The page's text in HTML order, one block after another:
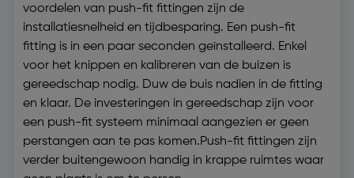
voordelen van push-fit fittingen zijn de
installatiesnelheid en tijdbesparing. Een push-fit
fitting is in een paar seconden geïnstalleerd. Enkel
voor het knippen en kalibreren van de buizen is
gereedschap nodig. Duw de buis nadien in de fitting
en klaar. De investeringen in gereedschap zijn voor
een push-fit systeem minimaal aangezien er geen
perstangen aan te pas komen.Push-fit fittingen zijn
verder buitengewoon handig in krappe ruimtes waar